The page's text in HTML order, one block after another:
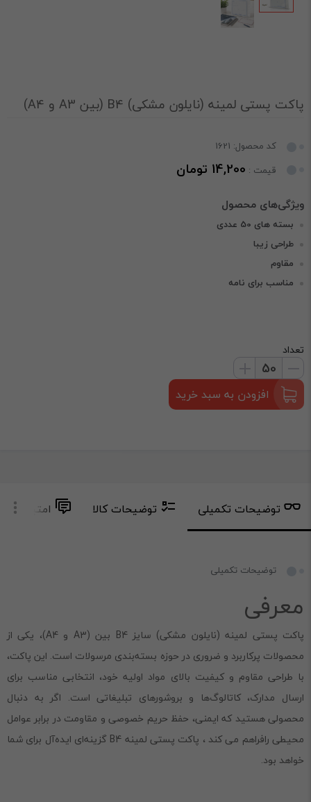
پاکت پستی لمینه (نایلون مشکی) B4 (بین A3 و A4)
کد محصول: 1621
قیمت : 14,200 تومان
بسته های 50 عددی
طراحی زیبا
مقاوم
مناسب برای نامه
تعداد
افزودن به سبد خرید
توضیحات تکمیلی توضیحات کالا امتیاز و
توضیحات تکمیلی
معرفی
پاکت پستی لمینه (نایلون مشکی) سایز B4 بین (A3 و A4)، یکی از
محصولات پرکاربرد و ضروری در حوزه بسته‌بندی مرسولات است. این پاکت،
با طراحی مقاوم و کیفیت بالای مواد اولیه خود، انتخابی مناسب برای
ارسال مدارک، کاتالوگ‌ها و بروشورهای تبلیغاتی است. اگر به دنبال
محصولی هستید که ایمنی، حفظ حریم خصوصی و مقاومت در برابر عوامل
محیطی رافراهم می کند ، پاکت پستی لمینه B4 گزینه‌ای ایده‌آل برای شما
خواهد بود.